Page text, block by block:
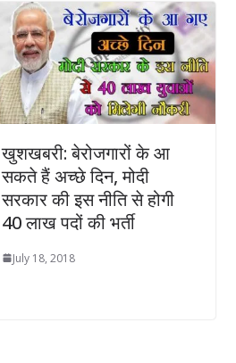
खुशखबरी: बेरोजगारों के आ
सकते हैं अच्छे दिन, मोदी
सरकार की इस नीति से होगी
40 लाख पदों की भर्ती
July 18, 2018